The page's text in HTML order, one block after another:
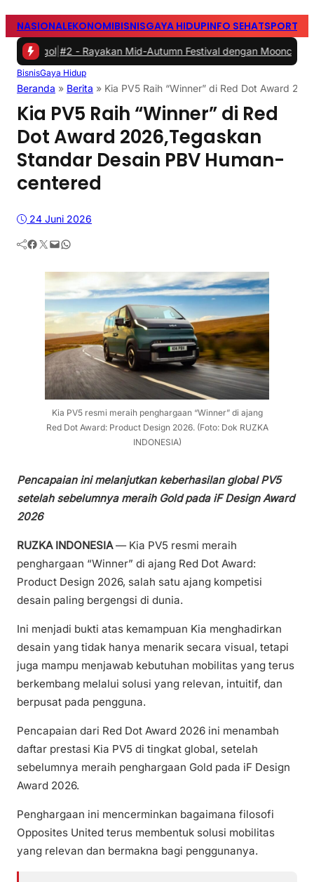
NASIONALEKONOMIBISNISGAYA HIDUPINFO SEHATSPORTS
#2 - Rayakan Mid-Autumn Festival dengan Mooncake Spesial
BisnisGaya Hidup
Beranda » Berita » Kia PV5 Raih “Winner” di Red Dot Award
Kia PV5 Raih “Winner” di Red
Dot Award 2026,Tegaskan
Standar Desain PBV Human-
centered
24 Juni 2026
Facebook Twitter Mail WhatsApp
Kia PV5 resmi meraih penghargaan “Winner” di ajang
Red Dot Award: Product Design 2026. (Foto: Dok RUZKA
INDONESIA)
Pencapaian ini melanjutkan keberhasilan global PV5
setelah sebelumnya meraih Gold pada iF Design Award
2026
RUZKA INDONESIA— Kia PV5 resmi meraih
penghargaan “Winner” di ajang Red Dot Award:
Product Design 2026, salah satu ajang kompetisi
desain paling bergengsi di dunia.
Ini menjadi bukti atas kemampuan Kia menghadirkan
desain yang tidak hanya menarik secara visual, tetapi
juga mampu menjawab kebutuhan mobilitas yang terus
berkembang melalui solusi yang relevan, intuitif, dan
berpusat pada pengguna.
Pencapaian dari Red Dot Award 2026 ini menambah
daftar prestasi Kia PV5 di tingkat global, setelah
sebelumnya meraih penghargaan Gold pada iF Design
Award 2026.
Penghargaan ini mencerminkan bagaimana filosofi
Opposites United terus membentuk solusi mobilitas
yang relevan dan bermakna bagi penggunanya.